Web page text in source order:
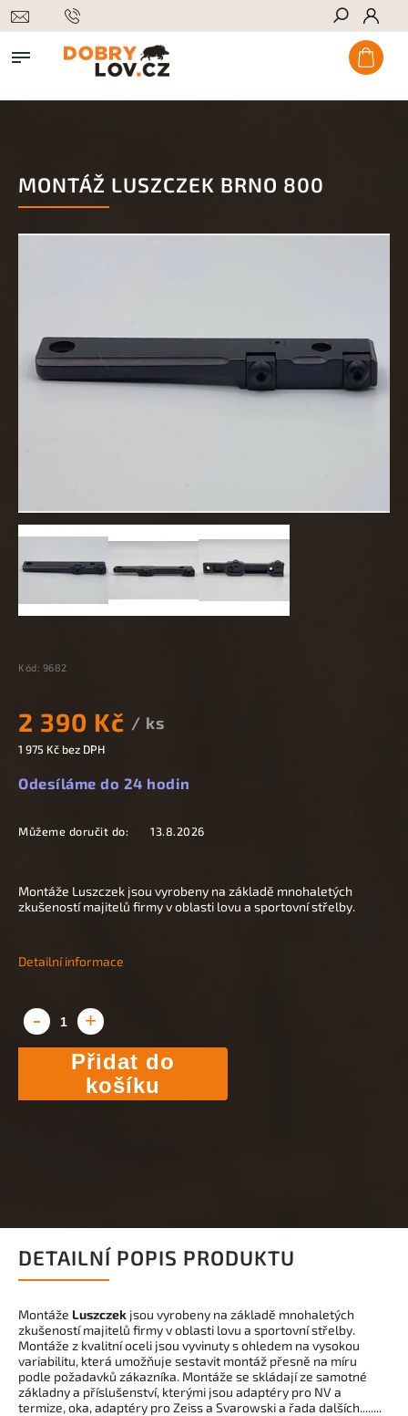
Hledat
MONTÁŽ LUSZCZEK BRNO 800
Kód: 9682
2 390 Kč / ks
1 975 Kč bez DPH
Odesíláme do 24 hodin
Můžeme doručit do: 13.8.2026
Přidat do
košíku
Montáže Luszczek jsou vyrobeny na základě mnohaletých
zkušeností majitelů firmy v oblasti lovu a sportovní střelby.
Detailní informace
DETAILNÍ POPIS PRODUKTU
Montáže Luszczek jsou vyrobeny na základě mnohaletých
zkušeností majitelů firmy v oblasti lovu a sportovní střelby.
Montáže z kvalitní oceli jsou vyvinuty s ohledem na vysokou
variabilitu, která umožňuje sestavit montáž přesně na míru
podle požadavků zákazníka. Montáže se skládají ze samotné
základny a příslušenství, kterými jsou adaptéry pro NV a
termize, oka, adaptéry pro Zeiss a Svarowski a řada dalších........